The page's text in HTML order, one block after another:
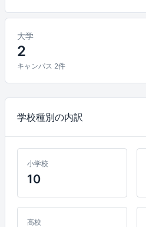
大学
2
キャンパス 2件
学校種別の内訳
小学校
10
高校